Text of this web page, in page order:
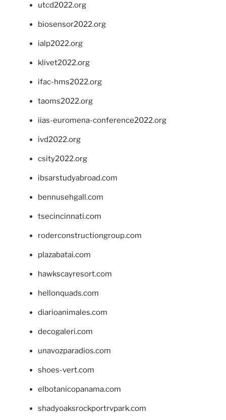
utcd2022.org
biosensor2022.org
ialp2022.org
klivet2022.org
ifac-hms2022.org
taoms2022.org
iias-euromena-conference2022.org
ivd2022.org
csity2022.org
ibsarstudyabroad.com
bennusehgall.com
tsecincinnati.com
roderconstructiongroup.com
plazabatai.com
hawkscayresort.com
hellonquads.com
diarioanimales.com
decogaleri.com
unavozparadios.com
shoes-vert.com
elbotanicopanama.com
shadyoaksrockportrvpark.com